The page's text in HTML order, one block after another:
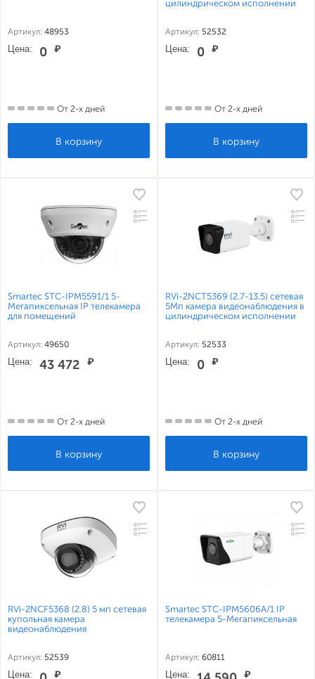
Артикул: 48953
Цена: 0 ₽
От 2-х дней
цилиндрическом исполнении
Артикул: 52532
Цена: 0 ₽
От 2-х дней
Smartec STC-IPM5591/1 5-
Мегапиксельная IP телекамера
для помещений
Артикул: 49650
Цена: 43 472 ₽
От 2-х дней
RVi-2NCT5369 (2.7-13.5) сетевая
5Мп камера видеонаблюдения в
цилиндрическом исполнении
Артикул: 52533
Цена: 0 ₽
От 2-х дней
RVi-2NCF5368 (2.8) 5 мп сетевая
купольная камера
видеонаблюдения
Артикул: 52539
Цена: ₽
Smartec STC-IPM5606A/1 IP
телекамера 5-Мегапиксельная
Артикул: 60811
Цена: ₽